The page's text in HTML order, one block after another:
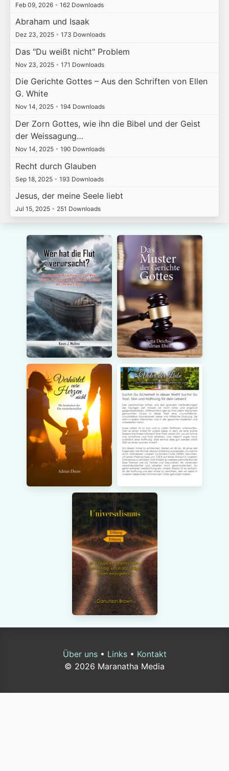
Feb 09, 2026 • 162 Downloads
Abraham und Isaak
Dez 23, 2025 • 173 Downloads
Das "Du weißt nicht" Problem
Nov 23, 2025 • 171 Downloads
Die Gerichte Gottes – Aus den Schriften von Ellen
G. White
Nov 14, 2025 • 194 Downloads
Der Zorn Gottes, wie ihn die Bibel und der Geist
der Weissagung…
Nov 14, 2025 • 190 Downloads
Recht durch Glauben
Sep 18, 2025 • 193 Downloads
Jesus, der meine Seele liebt
Jul 15, 2025 • 251 Downloads
Über uns• Links• Kontakt
© 2026 Maranatha Media